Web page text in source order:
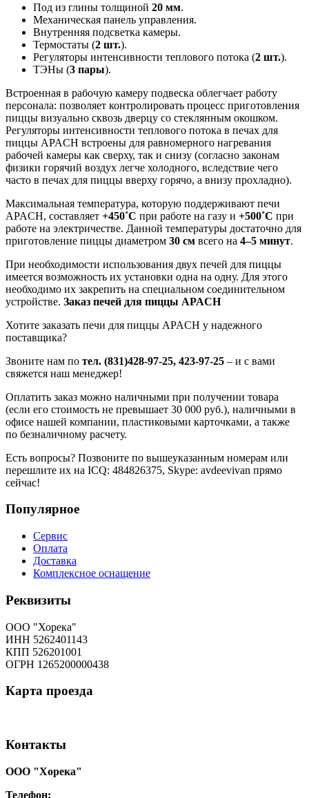
Под из глины толщиной 20 мм.
Механическая панель управления.
Внутренняя подсветка камеры.
Термостаты (2 шт.).
Регуляторы интенсивности теплового потока (2 шт.).
ТЭНы (3 пары).
Встроенная в рабочую камеру подвеска облегчает работу
персонала: позволяет контролировать процесс приготовления
пиццы визуально сквозь дверцу со стеклянным окошком.
Регуляторы интенсивности теплового потока в печах для
пиццы APACH встроены для равномерного нагревания
рабочей камеры как сверху, так и снизу (согласно законам
физики горячий воздух легче холодного, вследствие чего
часто в печах для пиццы вверху горячо, а внизу прохладно).
Максимальная температура, которую поддерживают печи
APACH, составляет +450˚С при работе на газу и +500˚С при
работе на электричестве. Данной температуры достаточно для
приготовление пиццы диаметром 30 см всего на 4–5 минут.
При необходимости использования двух печей для пиццы
имеется возможность их установки одна на одну. Для этого
необходимо их закрепить на специальном соединительном
устройстве. Заказ печей для пиццы APACH
Хотите заказать печи для пиццы APACH у надежного
поставщика?
Звоните нам по тел. (831)428-97-25, 423-97-25 – и с вами
свяжется наш менеджер!
Оплатить заказ можно наличными при получении товара
(если его стоимость не превышает 30 000 руб.), наличными в
офисе нашей компании, пластиковыми карточками, а также
по безналичному расчету.
Есть вопросы? Позвоните по вышеуказанным номерам или
перешлите их на ICQ: 484826375, Skype: avdeevivan прямо
сейчас!
Популярное
Сервис
Оплата
Доставка
Комплексное оснащение
Реквизиты
ООО "Хорека"
ИНН 5262401143
КПП 526201001
ОГРН 1265200000438
Карта проезда
Контакты
ООО "Хорека"
Телефон: